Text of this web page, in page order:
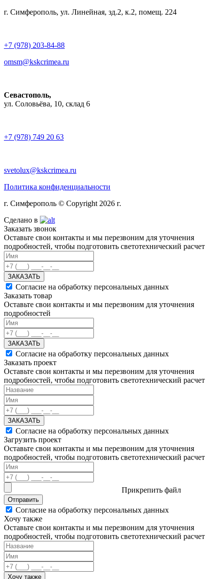
г. Симферополь, ул. Линейная, зд.2, к.2, помещ. 224
+7 (978) 203-84-88
omsm@kskcrimea.ru
Севастополь,
ул. Соловьёва, 10, склад 6
+7 (978) 749 20 63
svetolux@kskcrimea.ru
Политика конфиденциальности
г. Симферополь © Copyright 2026 г.
Сделано в
Заказать звонок
Оставьте свои контакты и мы перезвоним для уточнения
подробностей, чтобы подготовить светотехнический расчет
ЗАКАЗАТЬ
Согласие на обработку персональных данных
Заказать товар
Оставьте свои контакты и мы перезвоним для уточнения
подробностей
ЗАКАЗАТЬ
Согласие на обработку персональных данных
Заказать проект
Оставьте свои контакты и мы перезвоним для уточнения
подробностей, чтобы подготовить светотехнический расчет
ЗАКАЗАТЬ
Согласие на обработку персональных данных
Загрузить проект
Оставьте свои контакты и мы перезвоним для уточнения
подробностей, чтобы подготовить светотехнический расчет
Прикрепить файл
Отправить
Согласие на обработку персональных данных
Хочу также
Оставьте свои контакты и мы перезвоним для уточнения
подробностей, чтобы подготовить светотехнический расчет
Хочу также